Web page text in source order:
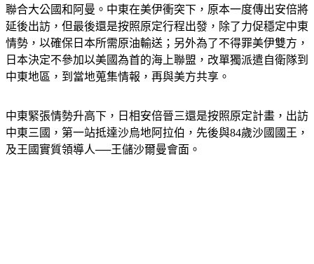
延後出訪，但最後還是按照原定行程出發，除了力促穩定中東
情勢，以確保日本所需原油輸送；另外為了不得罪美伊雙方，
日本決定不參加以美國為首的海上聯盟，改單獨派遣自衛隊到
中東地區，到當地蒐集情報，再與美方共享。
中東三國，第一站抵達沙烏地阿拉伯，先後與84歲沙國國王，
及王國實質領導人──王儲沙爾曼會面。